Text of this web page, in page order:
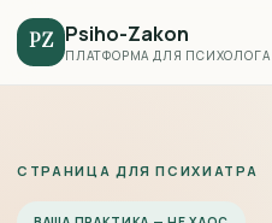
PZ Psiho-Zakon
ПЛАТФОРМА ДЛЯ ПСИХОЛОГА
СТРАНИЦА ДЛЯ ПСИХИАТРА